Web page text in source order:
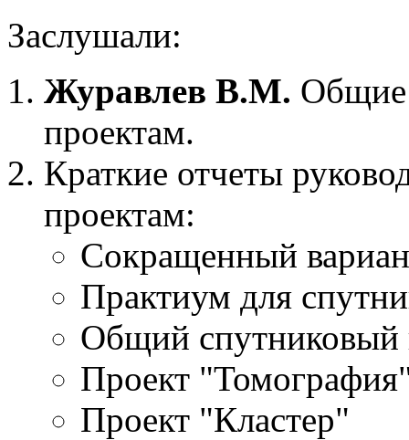
Заслушали:
Журавлев В.М. Общие
проектам.
Краткие отчеты
проектам:
Сокращенный
Практиум для
Общий спутниковый
Проект
Проект "Кластер"